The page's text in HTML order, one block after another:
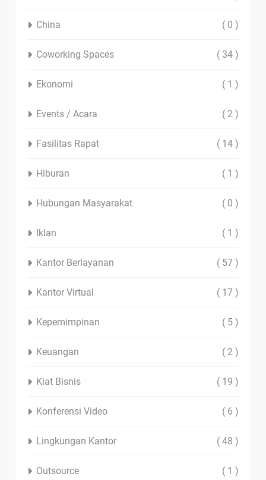
China ( 0 )
Coworking Spaces ( 34 )
Ekonomi ( 1 )
Events / Acara ( 2 )
Fasilitas Rapat ( 14 )
Hiburan ( 1 )
Hubungan Masyarakat ( 0 )
Iklan ( 1 )
Kantor Berlayanan ( 57 )
Kantor Virtual ( 17 )
Kepemimpinan ( 5 )
Keuangan ( 2 )
Kiat Bisnis ( 19 )
Konferensi Video ( 6 )
Lingkungan Kantor ( 48 )
Outsource ( 1 )